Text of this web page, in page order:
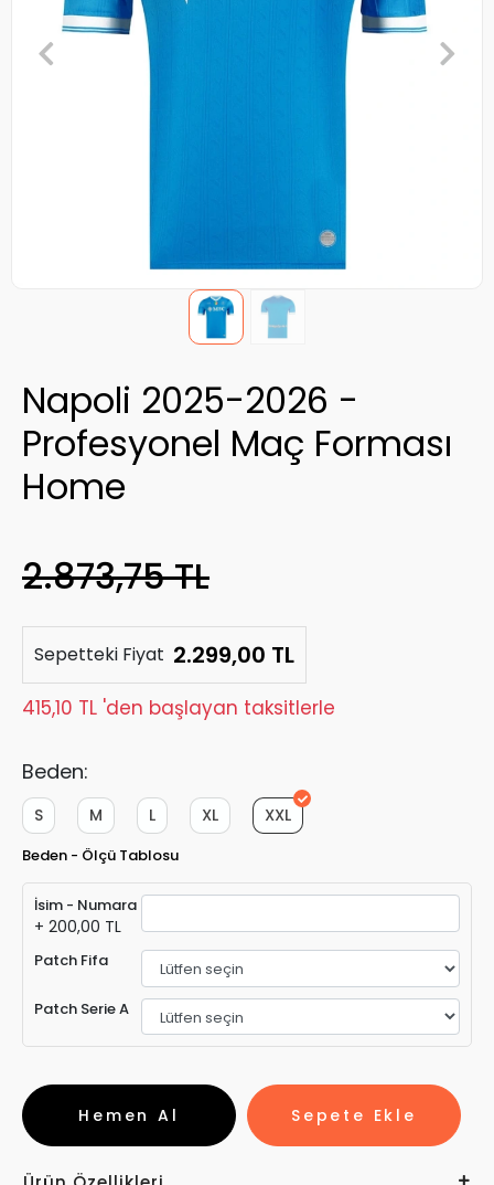
Napoli 2025-2026 -
Profesyonel Maç Forması
Home
2.873,75 TL
Sepetteki Fiyat 2.299,00 TL
415,10 TL 'den başlayan taksitlerle
Beden:
XXL
XL
L
M
S
Beden - Ölçü Tablosu
İsim - Numara
+ 200,00 TL
Patch Fifa
Patch Serie A
Sepete Ekle
Hemen Al